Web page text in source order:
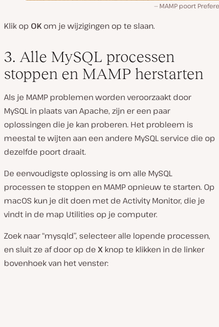
MAMP poort
Klik op OK om je wijzigingen op te slaan.
3. Alle MySQL processen
stoppen en MAMP herstarten
Als je MAMP problemen worden veroorzaakt door
MySQL in plaats van Apache, zijn er een paar
oplossingen die je kan proberen. Het probleem is
meestal te wijten aan een andere MySQL service die op
dezelfde poort draait.
De eenvoudigste oplossing is om alle MySQL
processen te stoppen en MAMP opnieuw te starten. Op
macOS kun je dit doen met de Activity Monitor, die je
vindt in de map Utilities op je computer.
Zoek naar “mysqld”, selecteer alle lopende processen,
en sluit ze af door op de X knop te klikken in de linker
bovenhoek van het venster: